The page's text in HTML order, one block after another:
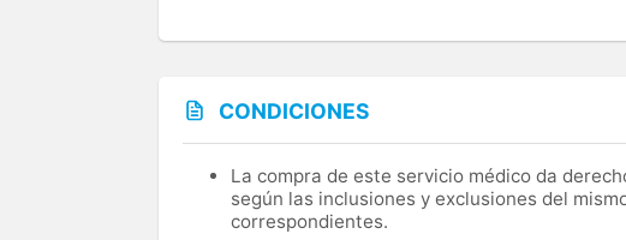
CONDICIONES
La compra de este servicio médico da
según las inclusiones y exclusiones del
correspondientes.